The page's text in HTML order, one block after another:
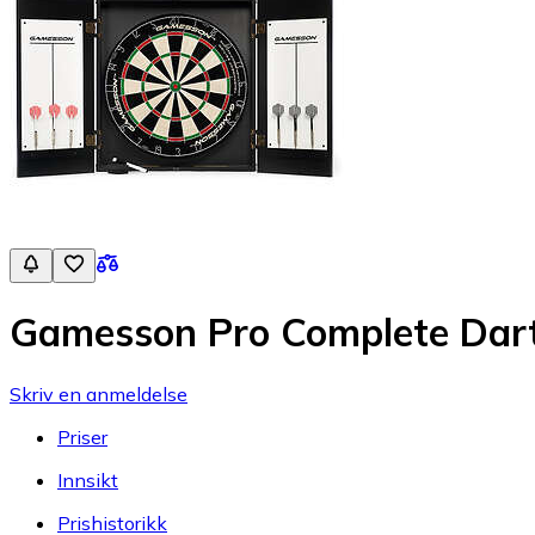
Gamesson Pro Complete
Skriv en anmeldelse
Priser
Innsikt
Prishistorikk